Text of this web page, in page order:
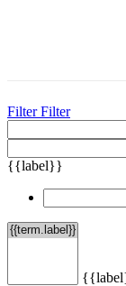
FilterFilter
{{label}}